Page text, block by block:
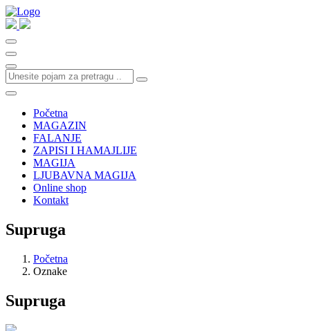
Početna
MAGAZIN
FALANJE
ZAPISI I HAMAJLIJE
MAGIJA
LJUBAVNA MAGIJA
Online shop
Kontakt
Supruga
Početna
Oznake
Supruga